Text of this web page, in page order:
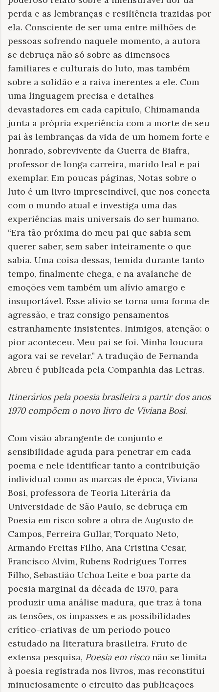
perda e as lembranças e resiliência trazidas por
ela. Consciente de ser uma entre milhões de
pessoas sofrendo naquele momento, a autora
se debruça não só sobre as dimensões
familiares e culturais do luto, mas também
sobre a solidão e a raiva inerentes a ele. Com
uma linguagem precisa e detalhes
devastadores em cada capítulo, Chimamanda
junta a própria experiência com a morte de seu
pai às lembranças da vida de um homem forte e
honrado, sobrevivente da Guerra de Biafra,
professor de longa carreira, marido leal e pai
exemplar. Em poucas páginas, Notas sobre o
luto é um livro imprescindível, que nos conecta
com o mundo atual e investiga uma das
experiências mais universais do ser humano.
“Era tão próxima do meu pai que sabia sem
querer saber, sem saber inteiramente o que
sabia. Uma coisa dessas, temida durante tanto
tempo, finalmente chega, e na avalanche de
emoções vem também um alívio amargo e
insuportável. Esse alívio se torna uma forma de
agressão, e traz consigo pensamentos
estranhamente insistentes. Inimigos, atenção: o
pior aconteceu. Meu pai se foi. Minha loucura
agora vai se revelar.” A tradução de Fernanda
Abreu é publicada pela Companhia das Letras.
Itinerários pela poesia brasileira a partir dos anos
1970 compõem o novo livro de Viviana Bosi.
Com visão abrangente de conjunto e
sensibilidade aguda para penetrar em cada
poema e nele identificar tanto a contribuição
individual como as marcas de época, Viviana
Bosi, professora de Teoria Literária da
Universidade de São Paulo, se debruça em
Poesia em risco sobre a obra de Augusto de
Campos, Ferreira Gullar, Torquato Neto,
Armando Freitas Filho, Ana Cristina Cesar,
Francisco Alvim, Rubens Rodrigues Torres
Filho, Sebastião Uchoa Leite e boa parte da
poesia marginal da década de 1970, para
produzir uma análise madura, que traz à tona
as tensões, os impasses e as possibilidades
crítico-criativas de um período pouco
estudado na literatura brasileira. Fruto de
extensa pesquisa, Poesia em risco não se limita
à poesia registrada nos livros, mas reconstitui
minuciosamente o circuito das publicações